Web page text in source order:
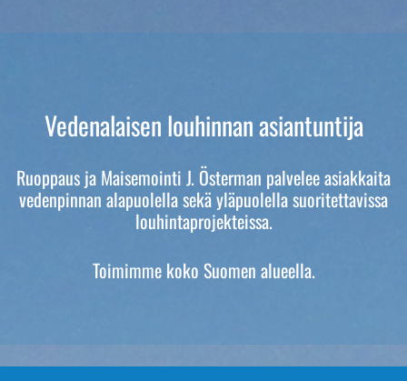
Vedenalaisen louhinnan asiantuntija
Ruoppaus ja Maisemointi J. Österman palvelee asiakkaita
vedenpinnan alapuolella sekä yläpuolella suoritettavissa
louhintaprojekteissa.
Toimimme koko Suomen alueella.